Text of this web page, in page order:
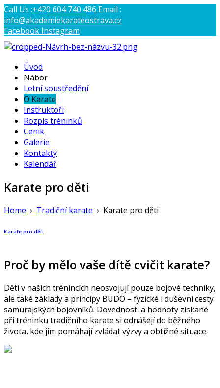
Call Us :+420 604 740 486 Email :
info@akademiekarateostrava.cz
Facebook Instagram
AKADEMIE KARATE OSTRAVA
Profesionální výcvik tradičního karate
Úvod
Nábor
Letní soustředění
O Karate
Instruktoři
Rozpis tréninků
Ceník
Galerie
Kontakty
Kalendář
Karate pro děti
Home › Tradiční karate › Karate pro děti
Karate pro děti
Proč by mělo vaše dítě cvičit karate?
Děti v našich trénincích neosvojují pouze bojové techniky,
ale také základy a principy BUDO – fyzické i duševní cesty
samurajských bojovníků. Dovednosti a hodnoty získané
při tréninku tradičního karate si odnášejí do běžného
života, kde jim pomáhají zvládat výzvy a obtížné situace.